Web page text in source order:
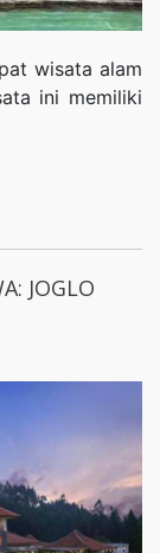
wisata alam
ini memiliki
JOGLO